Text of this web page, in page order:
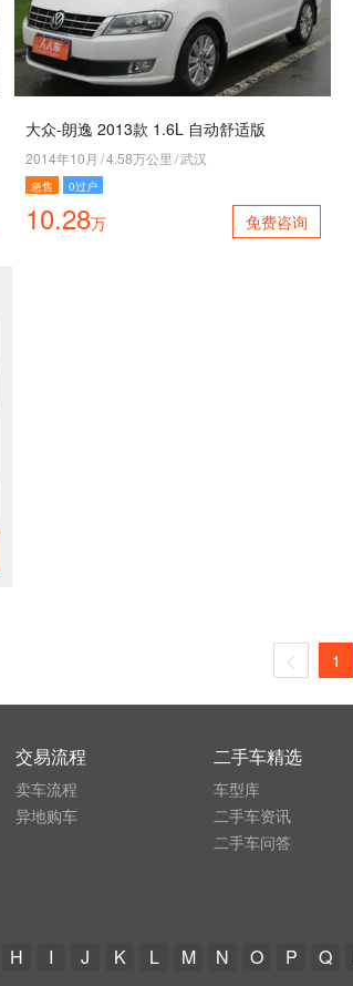
大众-朗逸 2013款 1.6L 自动舒适版
2014年10月 /4.58万公里 /武汉
急售 0过户
10.28万 免费咨询
1
交易流程
卖车流程
异地购车
二手车精选
车型库
二手车资讯
二手车问答
H I J K L M N O P Q